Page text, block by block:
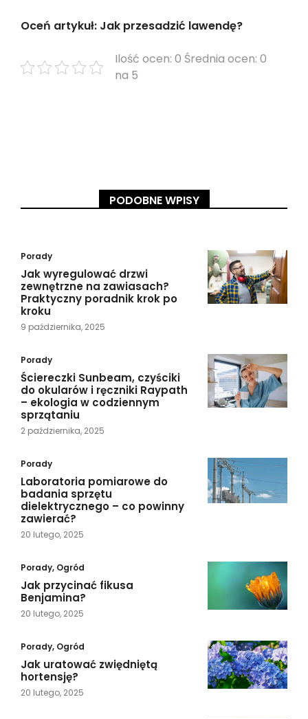
Oceń artykuł: Jak przesadzić lawendę?
Ilość ocen: 0 Średnia ocen: 0
na 5
PODOBNE WPISY
Porady
Jak wyregulować drzwi
zewnętrzne na zawiasach?
Praktyczny poradnik krok po
kroku
9 października, 2025
Porady
Ściereczki Sunbeam, czyściki
do okularów i ręczniki Raypath
– ekologia w codziennym
sprzątaniu
2 października, 2025
Porady
Laboratoria pomiarowe do
badania sprzętu
dielektrycznego – co powinny
zawierać?
20 lutego, 2025
Porady, Ogród
Jak przycinać fikusa
Benjamina?
20 lutego, 2025
Porady, Ogród
Jak uratować zwiędniętą
hortensję?
20 lutego, 2025